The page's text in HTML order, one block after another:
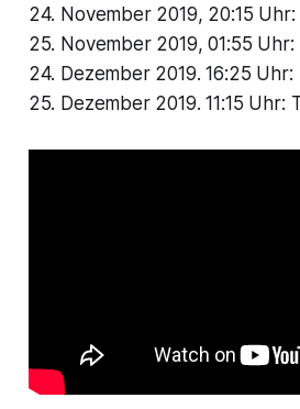
24. November 2019, 20:15
25. November 2019, 01:55
24. Dezember 2019. 16:25 Uhr:
25. Dezember 2019. 11:15 Uhr: